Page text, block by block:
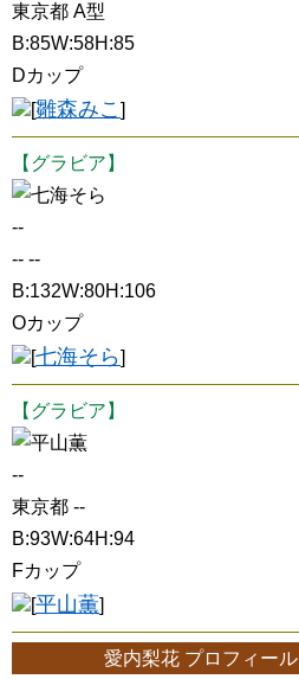
東京都 A型
B:85W:58H:85
Dカップ
[雛森みこ]
【グラビア】
七海そら
--
-- --
B:132W:80H:106
Oカップ
[七海そら]
【グラビア】
平山薫
--
東京都 --
B:93W:64H:94
Fカップ
[平山薫]
愛内梨花 プロフィール